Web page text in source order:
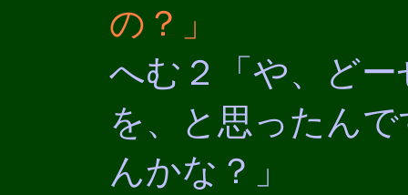
の？」
へむ２「や、ど
を、と思ったん
んかな？」